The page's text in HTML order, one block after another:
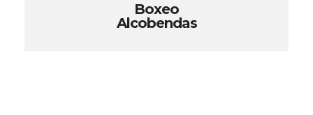
Boxeo
Alcobendas